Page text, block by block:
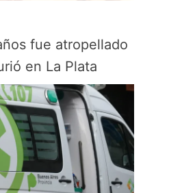
fue atropellado
en La Plata